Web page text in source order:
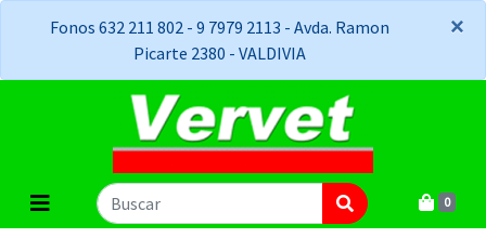
Fonos 632 211 802 - 9 7979 2113 - Avda. Ramon
Picarte 2380 - VALDIVIA
×
×
0